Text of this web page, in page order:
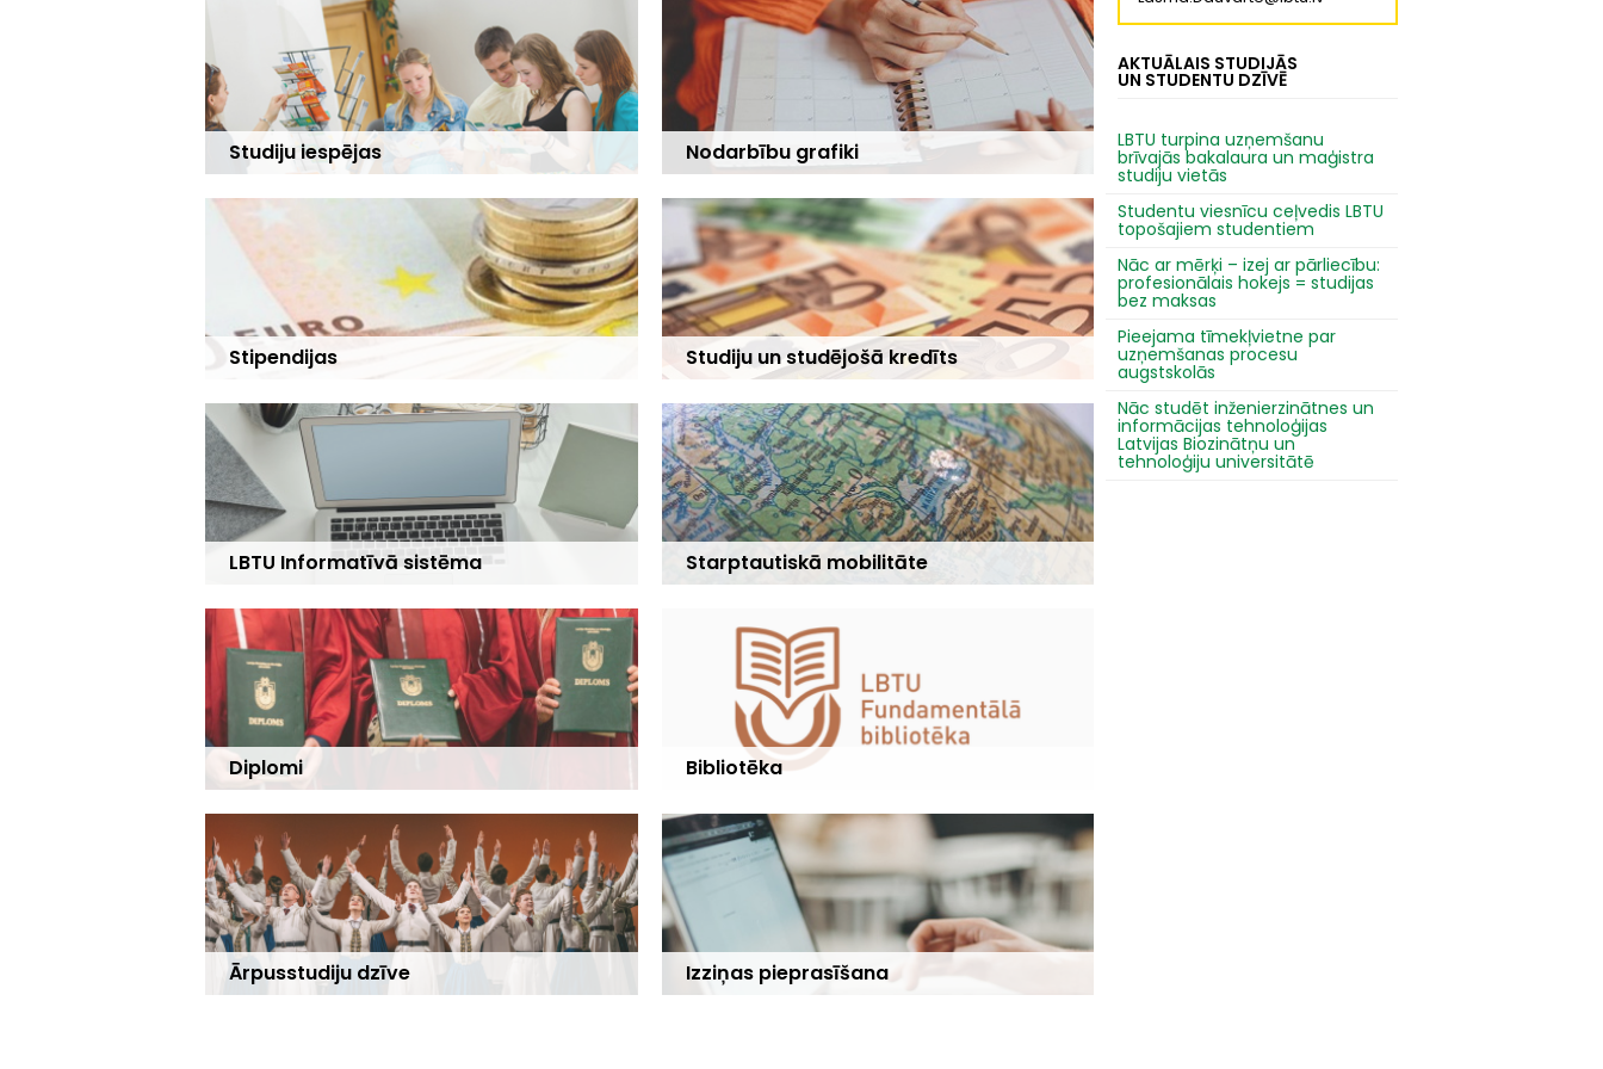
Studiju iespējas Nodarbību grafiki
Stipendijas Studiju un studējošā kredīts
LBTU Informatīvā sistēma Starptautiskā mobilitāte
Diplomi Bibliotēka
Ārpusstudiju dzīve Izziņas pieprasīšana
AKTUĀLAIS STUDIJĀS
UN STUDENTU DZĪVĒ
LBTU turpina uzņemšanu
brīvajās bakalaura un maģistra
studiju vietās
Studentu viesnīcu ceļvedis LBTU
topošajiem studentiem
Nāc ar mērķi – izej ar pārliecību:
profesionālais hokejs = studijas
bez maksas
Pieejama tīmekļvietne par
uzņemšanas procesu
augstskolās
Nāc studēt inženierzinātnes un
informācijas tehnoloģijas
Latvijas Biozinātņu un
tehnoloģiju universitātē